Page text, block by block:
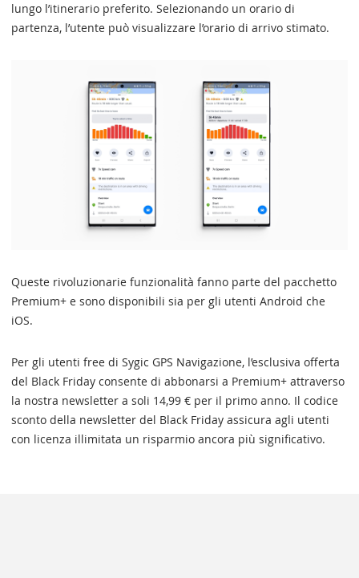
lungo l’itinerario preferito. Selezionando un orario di
partenza, l’utente può visualizzare l’orario di arrivo stimato.
Queste rivoluzionarie funzionalità fanno parte del pacchetto
Premium+ e sono disponibili sia per gli utenti Android che
iOS.
Per gli utenti free di Sygic GPS Navigazione, l’esclusiva offerta
del Black Friday consente di abbonarsi a Premium+ attraverso
la nostra newsletter a soli 14,99 € per il primo anno. Il codice
sconto della newsletter del Black Friday assicura agli utenti
con licenza illimitata un risparmio ancora più significativo.